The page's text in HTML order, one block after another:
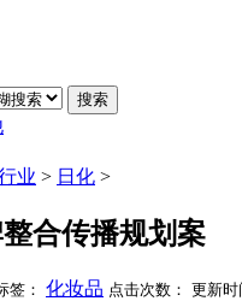
搜索
业 > 日化 >
合传播规划案
签： 化妆品 点击次数： 更新时